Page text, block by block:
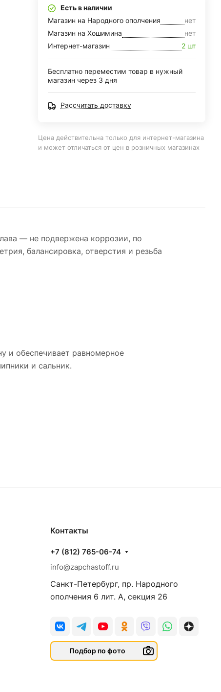
Есть в наличии
Магазин на Народного ополчения
нет
Магазин на Хошимина
нет
Интернет-магазин
2 шт
Бесплатно переместим товар в нужный
магазин через 3 дня
Рассчитать доставку
Цена действительна только для интернет-магазина
и может отличаться от цен в розничных магазинах
— не подвержена коррозии, по
балансировка, отверстия и резьба
и обеспечивает равномерное
и сальник.
Контакты
+7 (812) 765-06-74
info@zapchastoff.ru
Санкт-Петербург, пр. Народного
ополчения 6 лит. А, секция 26
Подбор по фото